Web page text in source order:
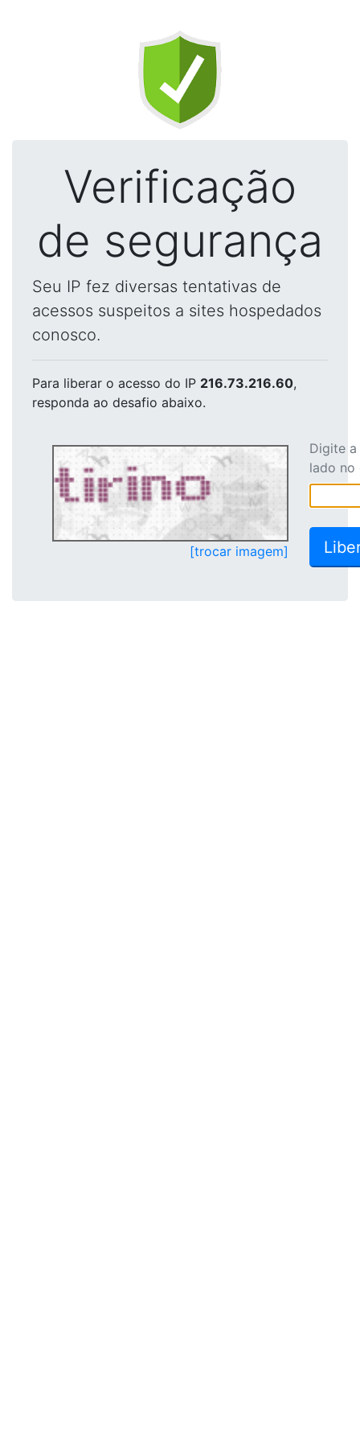
Verificação
de segurança
Seu IP fez diversas tentativas de
acessos suspeitos a sites hospedados
conosco.
Para liberar o acesso do IP 216.73.216.60,
responda ao desafio abaixo.
[trocar imagem]
Digite
lado no